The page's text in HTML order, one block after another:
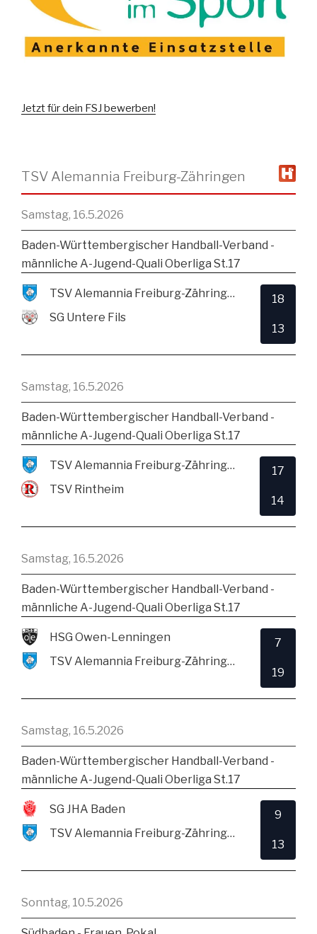
Jetzt für dein FSJ bewerben!
TSV Alemannia Freiburg-Zähringen
Samstag, 16.5.2026
Baden-Württembergischer Handball-Verband -
männliche A-Jugend-Quali Oberliga St.17
TSV Alemannia Freiburg-Zähringen
SG Untere Fils
18
13
Samstag, 16.5.2026
Baden-Württembergischer Handball-Verband -
männliche A-Jugend-Quali Oberliga St.17
TSV Alemannia Freiburg-Zähringen
TSV Rintheim
17
14
Samstag, 16.5.2026
Baden-Württembergischer Handball-Verband -
männliche A-Jugend-Quali Oberliga St.17
HSG Owen-Lenningen
TSV Alemannia Freiburg-Zähringen
7
19
Samstag, 16.5.2026
Baden-Württembergischer Handball-Verband -
männliche A-Jugend-Quali Oberliga St.17
SG JHA Baden
TSV Alemannia Freiburg-Zähringen
9
13
Sonntag, 10.5.2026